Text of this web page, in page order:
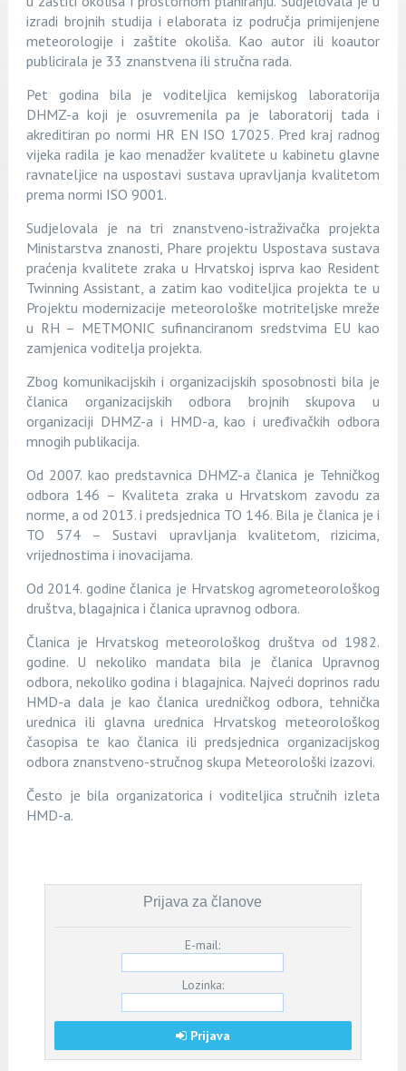
izradi brojnih studija i elaborata iz područja primijenjene
meteorologije i zaštite okoliša. Kao autor ili koautor
publicirala je 33 znanstvena ili stručna rada.
Pet godina bila je voditeljica kemijskog laboratorija
DHMZ-a koji je osuvremenila pa je laboratorij tada i
akreditiran po normi HR EN ISO 17025. Pred kraj radnog
vijeka radila je kao menadžer kvalitete u kabinetu glavne
ravnateljice na uspostavi sustava upravljanja kvalitetom
prema normi ISO 9001.
Sudjelovala je na tri znanstveno-istraživačka projekta
Ministarstva znanosti, Phare projektu Uspostava sustava
praćenja kvalitete zraka u Hrvatskoj isprva kao Resident
Twinning Assistant, a zatim kao voditeljica projekta te u
Projektu modernizacije meteorološke motriteljske mreže
u RH – METMONIC sufinanciranom sredstvima EU kao
zamjenica voditelja projekta.
Zbog komunikacijskih i organizacijskih sposobnosti bila je
članica organizacijskih odbora brojnih skupova u
organizaciji DHMZ-a i HMD-a, kao i uređivačkih odbora
mnogih publikacija.
Od 2007. kao predstavnica DHMZ-a članica je Tehničkog
odbora 146 – Kvaliteta zraka u Hrvatskom zavodu za
norme, a od 2013. i predsjednica TO 146. Bila je članica je i
TO 574 – Sustavi upravljanja kvalitetom, rizicima,
vrijednostima i inovacijama.
Od 2014. godine članica je Hrvatskog agrometeorološkog
društva, blagajnica i članica upravnog odbora.
Članica je Hrvatskog meteorološkog društva od 1982.
godine. U nekoliko mandata bila je članica Upravnog
odbora, nekoliko godina i blagajnica. Najveći doprinos radu
HMD-a dala je kao članica uredničkog odbora, tehnička
urednica ili glavna urednica Hrvatskog meteorološkog
časopisa te kao članica ili predsjednica organizacijskog
odbora znanstveno-stručnog skupa Meteorološki izazovi.
Često je bila organizatorica i voditeljica stručnih izleta
HMD-a.
Prijava za članove
E-mail:
Lozinka:
Prijava